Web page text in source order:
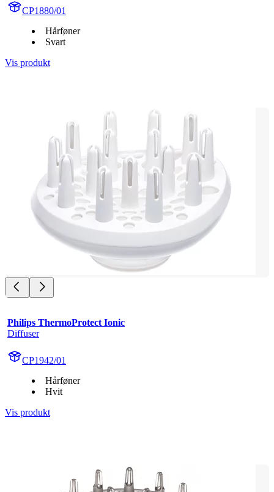
CP1880/01
Hårføner
Svart
Vis produkt
Philips ThermoProtect Ionic
Diffuser
CP1942/01
Hårføner
Hvit
Vis produkt